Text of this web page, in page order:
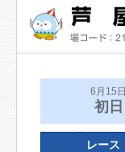
6月15日
初日
レース